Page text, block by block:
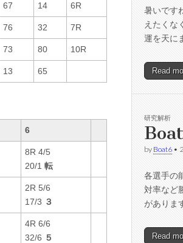
67 14 6R
76 32 7R
73 80 10R
13 65
6
8R 4/5
20/1 転
2R 5/6
17/3 ３
4R 6/6
32/6 ５
暑いです
えたくな
運を天に
Read
研究解析
by Boat6 •
各選手の
対率など
がありま
Read